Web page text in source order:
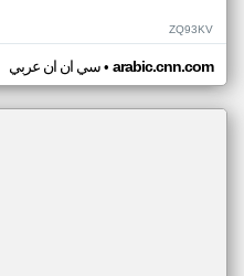
ZQ93KV
سي ان ان عربي• arabic.cnn.com